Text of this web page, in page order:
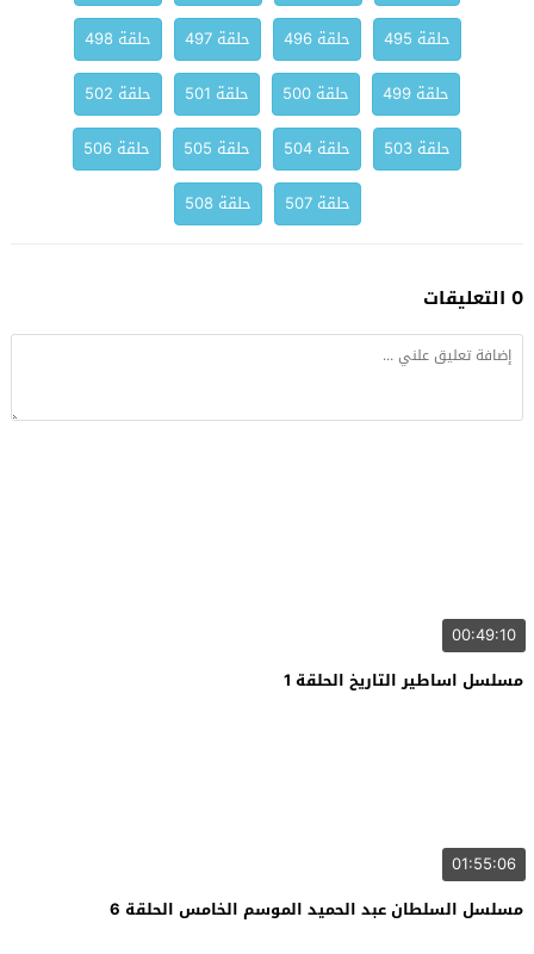
حلقة 495
حلقة 496 حلقة 497
حلقة 498
حلقة 499
حلقة 500 حلقة 501
حلقة 502
حلقة 503
حلقة 504 حلقة 505
حلقة 506
حلقة 507
حلقة 508
0 التعليقات
00:49:10
مسلسل اساطير التاريخ الحلقة 1
01:55:06
مسلسل السلطان عبد الحميد الموسم الخامس الحلقة 6